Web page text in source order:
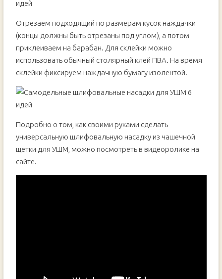
Отрезаем подходящий по размерам кусок наждачки
(концы должны быть отрезаны под углом), а потом
приклеиваем на барабан. Для склейки можно
использовать обычный столярный клей ПВА. На время
склейки фиксируем наждачную бумагу изолентой.
Подробно о том, как своими руками сделать
универсальную шлифовальную насадку из чашечной
щетки для УШМ, можно посмотреть в видеоролике на
сайте.